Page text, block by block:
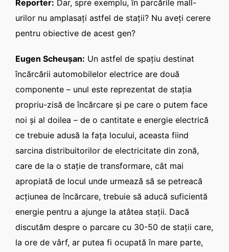
Reporter: Dar, spre exemplu, în parcările mall-
urilor nu amplasaţi astfel de staţii? Nu aveţi cerere
pentru obiective de acest gen?
Eugen Scheuşan: Un astfel de spaţiu destinat
încărcării automobilelor electrice are două
componente – unul este reprezentat de staţia
propriu-zisă de încărcare şi pe care o putem face
noi şi al doilea – de o cantitate e energie electrică
ce trebuie adusă la faţa locului, aceasta fiind
sarcina distribuitorilor de electricitate din zonă,
care de la o staţie de transformare, cât mai
apropiată de locul unde urmează să se petreacă
acţiunea de încărcare, trebuie să aducă suficientă
energie pentru a ajunge la atâtea staţii. Dacă
discutăm despre o parcare cu 30-50 de staţii care,
la ore de vârf, ar putea fi ocupată în mare parte,